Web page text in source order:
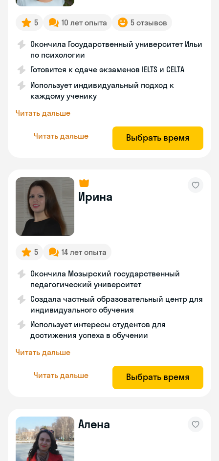
5 10 лет опыта 5 отзывов
Окончила Государственный университет Ильи
по психологии
Готовится к сдаче экзаменов IELTS и CELTA
Использует индивидуальный подход к
каждому ученику
Читать дальше
Читать дальше Выбрать время
Ирина
5 14 лет опыта
Окончила Мозырский государственный
педагогический университет
Создала частный образовательный центр для
индивидуального обучения
Использует интересы студентов для
достижения успеха в обучении
Читать дальше
Читать дальше Выбрать время
Алена